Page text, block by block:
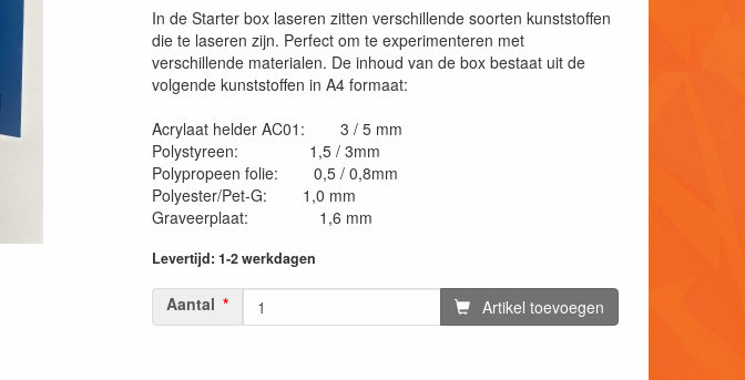
In de Starter box laseren zitten verschillende soorten kunststoffen
die te laseren zijn. Perfect om te experimenteren met
verschillende materialen. De inhoud van de box bestaat uit de
volgende kunststoffen in A4 formaat:
Acrylaat helder AC01: 3 / 5 mm
Polystyreen: 1,5 / 3mm
Polypropeen folie: 0,5 / 0,8mm
Polyester/Pet-G: 1,0 mm
Graveerplaat: 1,6 mm
Levertijd: 1-2 werkdagen
Aantal Artikel toevoegen